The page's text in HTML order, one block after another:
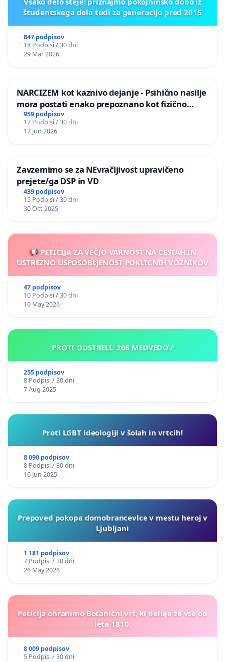
študentskega dela tudi za generacijo pred 2015
847 podpisov
18 Podpisi / 30 dni
29 Mar 2026
NARCIZEM kot kaznivo dejanje - Psihično nasilje
mora postati enako prepoznano kot fizično
nasilje
959 podpisov
17 Podpisi / 30 dni
17 Jun 2026
Zavzemimo se za NEvračljivost upravičeno
prejete/ga DSP in VD
439 podpisov
15 Podpisi / 30 dni
30 Oct 2025
📢 PETICIJA ZA VEČJO VARNOST NA CESTAH IN
USTREZNO USPOSOBLJENOST POKLICNIH VOZNIKOV
47 podpisov
10 Podpisi / 30 dni
10 May 2026
PROTI ODSTRELU 206 MEDVEDOV
255 podpisov
8 Podpisi / 30 dni
7 Aug 2025
Proti LGBT ideologiji v šolah in vrtcih!
8 090 podpisov
8 Podpisi / 30 dni
16 Jun 2025
Prepoved pokopa domobrancevlce v mestu heroj v
Ljubljani
1 181 podpisov
7 Podpisi / 30 dni
26 May 2026
Peticija ohranimo Botanični vrt, ki deluje že vse od
leta 1810.
8 009 podpisov
5 Podpisi / 30 dni